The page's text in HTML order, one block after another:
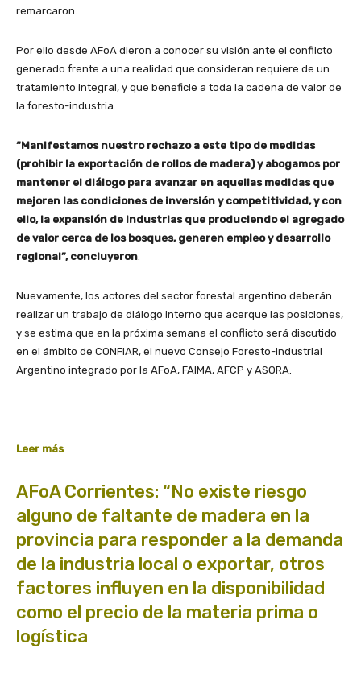
remarcaron.
Por ello desde AFoA dieron a conocer su visión ante el conflicto
generado frente a una realidad que consideran requiere de un
tratamiento integral, y que beneficie a toda la cadena de valor de
la foresto-industria.
“Manifestamos nuestro rechazo a este tipo de medidas
(prohibir la exportación de rollos de madera) y abogamos por
mantener el diálogo para avanzar en aquellas medidas que
mejoren las condiciones de inversión y competitividad, y con
ello, la expansión de industrias que produciendo el agregado
de valor cerca de los bosques, generen empleo y desarrollo
regional”, concluyeron.
Nuevamente, los actores del sector forestal argentino deberán
realizar un trabajo de diálogo interno que acerque las posiciones,
y se estima que en la próxima semana el conflicto será discutido
en el ámbito de CONFIAR, el nuevo Consejo Foresto-industrial
Argentino integrado por la AFoA, FAIMA, AFCP y ASORA.
Leer más
AFoA Corrientes: “No existe riesgo
alguno de faltante de madera en la
provincia para responder a la demanda
de la industria local o exportar, otros
factores influyen en la disponibilidad
como el precio de la materia prima o
logística